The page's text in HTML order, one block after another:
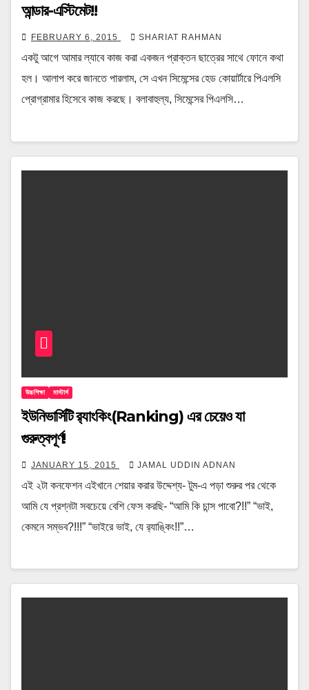
আন্ডার-এস্টিমেট!!
FEBRUARY 6, 2015 SHARIAT RAHMAN
একটু আগে আমার ল্যাবে কাজ করা একজন প্রাক্তন ছাত্রের সাথে ফোনে কথা
হল। আলাপ করে জানতে পারলাম, সে এখন সিমেন্সের হেড কোয়ার্টারে পিএলসি
প্রোগ্রামার হিসেবে কাজ করছে। বলাবাহুল্য, সিমেন্সের পিএলসি…
উচ্চশিক্ষা মাস্টার্স
ইউনিভার্সিটি র‍্যাংকিং(Ranking) এর চেয়েও যা
গুরুত্বপূর্ণ!
JANUARY 15, 2015 JAMAL UDDIN ADNAN
এই ২টা কনফেশন এইখানে শেয়ার করার উদ্দেশ্য- টুম-এ পড়া শুরুর পর থেকে
আমি যে প্রশ্নটা সবচেয়ে বেশি ফেস করছি- “আমি কি চান্স পাবো?!!” “ভাই,
কেমনে সম্ভব?!!!” “ভাইরে ভাই, যে র‍্যাঙ্কিং!!”…